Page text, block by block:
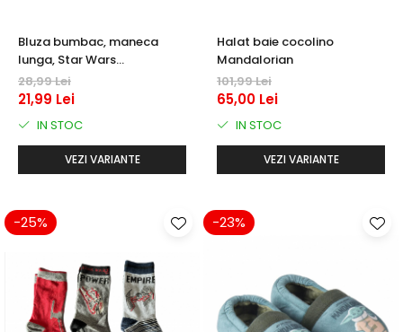
Bluza bumbac, maneca
lunga, Star Wars
Stormtrooper
28,99 Lei
21,99 Lei
IN STOC
VEZI VARIANTE
Halat baie cocolino
Mandalorian
101,99 Lei
65,00 Lei
IN STOC
VEZI VARIANTE
-25% -23%